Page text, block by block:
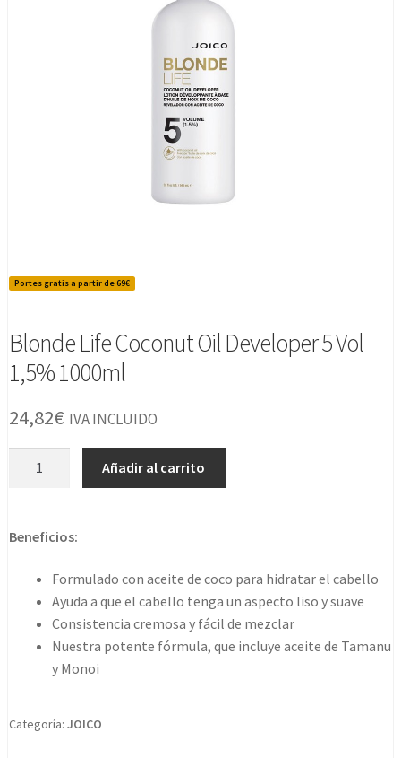
Portes gratis a partir de 69€
Blonde Life Coconut Oil Developer 5 Vol
1,5% 1000ml
24,82€ IVA INCLUIDO
Developer
Añadir al carrito
Beneficios:
Formulado con aceite de coco para hidratar el cabello
Ayuda a que el cabello tenga un aspecto liso y suave
Consistencia cremosa y fácil de mezclar
Nuestra potente fórmula, que incluye aceite de Tamanu
y Monoi
Categoría: JOICO